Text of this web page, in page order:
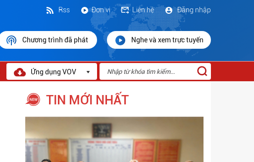
Đăng nhập
Liên hệ
Đơn vị
Rss
Chương trình đã phát Nghe và xem trực tuyến
Ứng dụng VOV
TIN MỚI NHẤT